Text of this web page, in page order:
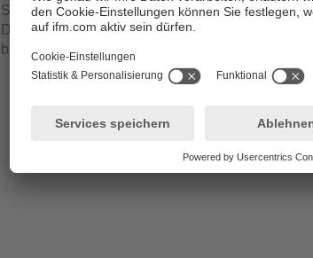
Schon vor dem Einbau kann der Anwender den
Der Datensatz der Parametrierung lässt sich auf
baugleiche Anlagen.